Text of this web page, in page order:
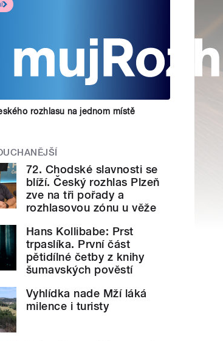
rozhlasu na jednom místě
72. Chodské slavnosti se
blíží. Český rozhlas Plzeň
zve na tři pořady a
rozhlasovou zónu u věže
Hans Kollibabe: Prst
trpaslíka. První část
pětidílné četby z knihy
šumavských pověstí
Vyhlídka nade Mží láká
milence i turisty